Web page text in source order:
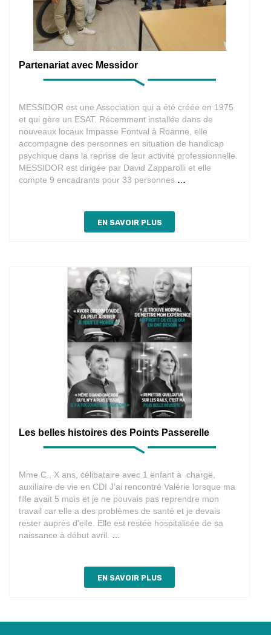
Partenariat avec Messidor
MESSIDOR est une Association qui a été créée en 1975
et qui gère un ESAT. Récemment installée dans de
nouveaux locaux Impasse Fontval à Roanne, elle
accompagne des personnes en situation de handicap
psychique dans la reprise de leur activité professionnelle.
MESSIDOR est dirigée par David Zapparolli et elle
compte 9 encadrants pour 33 personnes
EN SAVOIR PLUS
Les belles histoires des Points Passerelle
Mme C., X ans, célibataire avec 1 enfant à charge,
auxiliaire de vie en CDI J’ai rencontré Valérie lorsque ma
fille avait 5 mois et je ne pouvais pas reprendre mon
travail car elle a des problèmes de santé et je devais
rester auprès d’elle. Elle est restée hospitalisée de sa
naissance à début avril.
Points
EN SAVOIR PLUS